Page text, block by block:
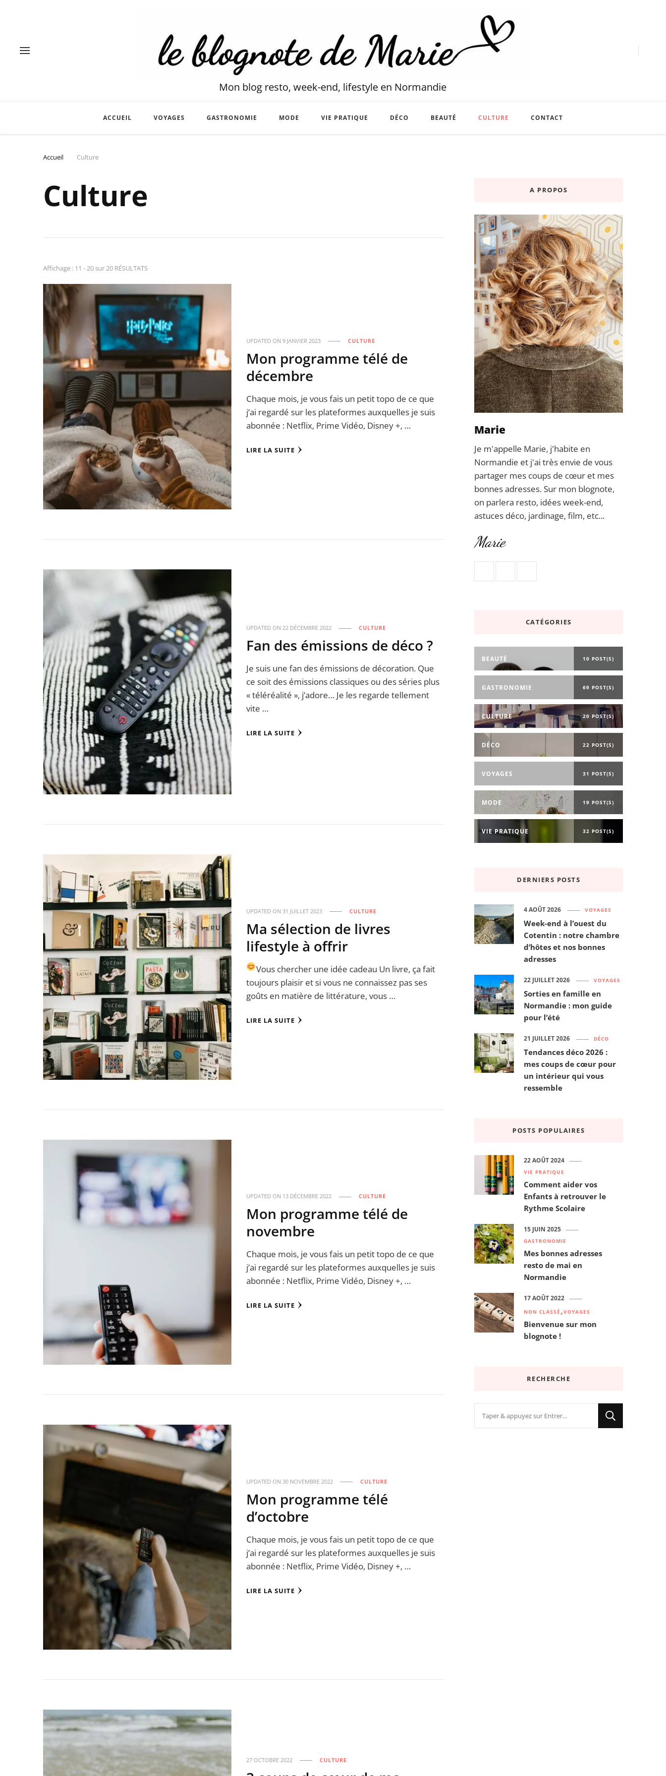
Mon blog resto, week-end, lifestyle en Normandie
ACCUEIL VOYAGES GASTRONOMIE MODE VIE PRATIQUE DÉCO BEAUTÉ CULTURE CONTACT
Accueil Culture
Culture
Affichage : 11 - 20 sur 20 RÉSULTATS
UPDATED ON9 JANVIER 2023 CULTURE
Mon programme télé de
décembre
Chaque mois, je vous fais un petit topo de ce que
j’ai regardé sur les plateformes auxquelles je suis
abonnée : Netflix, Prime Vidéo, Disney +, …
LIRE LA SUITE
UPDATED ON22 DÉCEMBRE 2022 CULTURE
Fan des émissions de déco ?
Je suis une fan des émissions de décoration. Que
ce soit des émissions classiques ou des séries plus
« téléréalité », j’adore… Je les regarde tellement
vite …
LIRE LA SUITE
UPDATED ON 31 JUILLET 2023 CULTURE
Ma sélection de livres
lifestyle à offrir
Vous chercher une idée cadeau Un livre, ça fait
toujours plaisir et si vous ne connaissez pas ses
goûts en matière de littérature, vous …
LIRE LA SUITE
UPDATED ON 13 DÉCEMBRE 2022 CULTURE
Mon programme télé de
novembre
Chaque mois, je vous fais un petit topo de ce que
j’ai regardé sur les plateformes auxquelles je suis
abonnée : Netflix, Prime Vidéo, Disney +, …
LIRE LA SUITE
UPDATED ON 30 NOVEMBRE 2022 CULTURE
Mon programme télé
d’octobre
Chaque mois, je vous fais un petit topo de ce que
j’ai regardé sur les plateformes auxquelles je suis
abonnée : Netflix, Prime Vidéo, Disney +, …
LIRE LA SUITE
27 OCTOBRE 2022 CULTURE
A PROPOS
Marie
Je m'appelle Marie, j'habite en
Normandie et j'ai très envie de vous
partager mes coups de cœur et mes
bonnes adresses. Sur mon blognote,
on parlera resto, idées week-end,
astuces déco, jardinage, film, etc...
Marie
CATÉGORIES
BEAUTÉ 10 POST(S)
GASTRONOMIE 69 POST(S)
CULTURE 20 POST(S)
DÉCO 22 POST(S)
VOYAGES 31 POST(S)
MODE 19 POST(S)
VIE PRATIQUE 32 POST(S)
DERNIERS POSTS
VOYAGES
Week-end à l’ouest du
Cotentin : notre chambre
d’hôtes et nos bonnes
adresses
4 AOÛT 2026
VOYAGES
Sorties en famille en
Normandie : mon guide
pour l’été
22 JUILLET 2026
DÉCO
Tendances déco 2026 :
mes coups de cœur pour
un intérieur qui vous
ressemble
21 JUILLET 2026
POSTS POPULAIRES
VIE PRATIQUE
Comment aider vos
Enfants à retrouver le
Rythme Scolaire
22 AOÛT 2024
GASTRONOMIE
Mes bonnes adresses
resto de mai en
Normandie
15 JUIN 2025
NON CLASSÉ VOYAGES
Bienvenue sur mon
blognote !
17 AOÛT 2022
RECHERCHE